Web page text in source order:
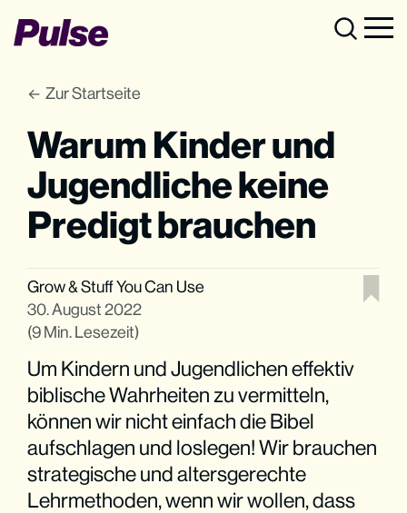
Zur Startseite
Warum Kinder und
Jugendliche keine
Predigt brauchen
Grow&Stuff You Can Use
30. August 2022
(9 Min. Lesezeit)
Um Kindern und Jugendlichen effektiv
biblische Wahrheiten zu vermitteln,
können wir nicht einfach die Bibel
aufschlagen und loslegen! Wir brauchen
strategische und altersgerechte
Lehrmethoden, wenn wir wollen, dass